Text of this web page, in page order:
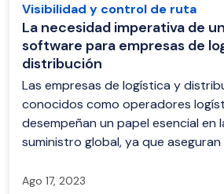
Visibilidad y control de ruta
La necesidad imperativa de
software para empresas de
distribución
Las empresas de logística y
conocidos como operadores
desempeñan un papel esencial en
suministro global, ya que aseguran
Ago 17, 2023